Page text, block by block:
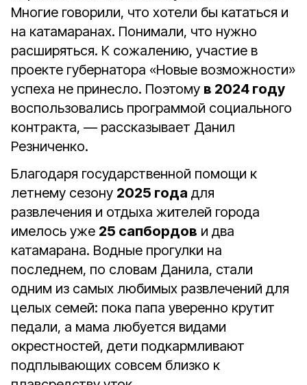
Многие говорили, что хотели бы кататься и
на катамаранах. Понимали, что нужно
расширяться. К сожалению, участие в
проекте губернатора «Новые возможности»
успеха не принесло. Поэтому в 2024 году
воспользовались программой социального
контракта, — рассказывает Данил
Резниченко.
Благодаря государственной помощи к
летнему сезону 2025 года для
развлечения и отдыха жителей города
имелось уже 25 сапбордов и два
катамарана. Водные прогулки на
последнем, по словам Данила, стали
одним из самых любимых развлечений для
целых семей: пока папа уверенно крутит
педали, а мама любуется видами
окрестностей, дети подкармливают
подплывающих совсем близко к